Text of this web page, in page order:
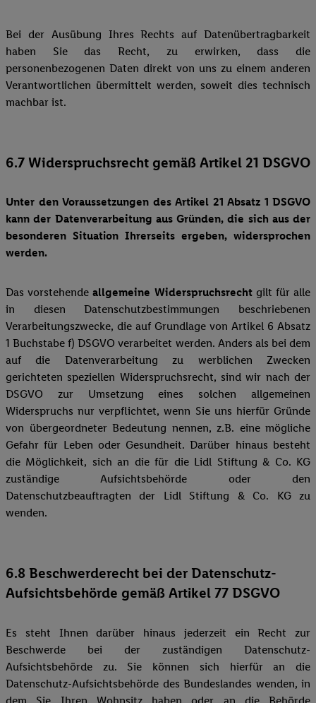
Bei der Ausübung Ihres Rechts auf Datenübertragbarkeit
haben Sie das Recht, zu erwirken, dass die
personenbezogenen Daten direkt von uns zu einem anderen
Verantwortlichen übermittelt werden, soweit dies technisch
machbar ist.
6.7 Widerspruchsrecht gemäß Artikel 21 DSGVO
Unter den Voraussetzungen des Artikel 21 Absatz 1 DSGVO
kann der Datenverarbeitung aus Gründen, die sich aus der
besonderen Situation Ihrerseits ergeben, widersprochen
werden.
Das vorstehendeallgemeine Widerspruchsrechtgilt für alle
in diesen Datenschutzbestimmungen beschriebenen
Verarbeitungszwecke, die auf Grundlage von Artikel 6 Absatz
1 Buchstabe f) DSGVO verarbeitet werden. Anders als bei dem
auf die Datenverarbeitung zu werblichen Zwecken
gerichteten speziellen Widerspruchsrecht, sind wir nach der
DSGVO zur Umsetzung eines solchen allgemeinen
Widerspruchs nur verpflichtet, wenn Sie uns hierfür Gründe
von übergeordneter Bedeutung nennen, z.B. eine mögliche
Gefahr für Leben oder Gesundheit. Darüber hinaus besteht
die Möglichkeit, sich an die für die Lidl Stiftung & Co. KG
zuständige Aufsichtsbehörde oder den
Datenschutzbeauftragten der Lidl Stiftung & Co. KG zu
wenden.
6.8 Beschwerderecht bei der Datenschutz-
Aufsichtsbehörde gemäß Artikel 77 DSGVO
Es steht Ihnen darüber hinaus jederzeit ein Recht zur
Beschwerde bei der zuständigen Datenschutz-
Aufsichtsbehörde zu. Sie können sich hierfür an die
Datenschutz-Aufsichtsbehörde des Bundeslandes wenden, in
dem Sie Ihren Wohnsitz haben oder an die Behörde